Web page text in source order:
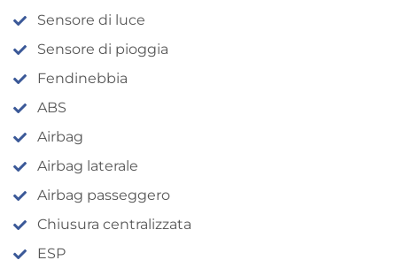
Sensore di luce
Sensore di pioggia
Fendinebbia
ABS
Airbag
Airbag laterale
Airbag passeggero
Chiusura centralizzata
ESP